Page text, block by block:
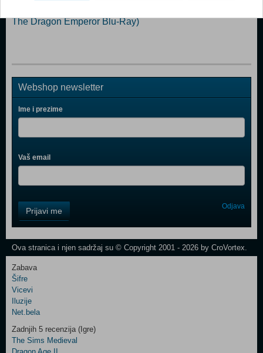
The Dragon Emperor Blu-Ray)
Webshop newsletter
Ime i prezime
Vaš email
Field
One
Control
Two
Newsletter
Prijavi me Odjava
Ova stranica i njen sadržaj su © Copyright 2001 - 2026 by CroVortex.
Zabava
Šifre
Vicevi
Iluzije
Net.bela
Zadnjih 5 recenzija (Igre)
The Sims Medieval